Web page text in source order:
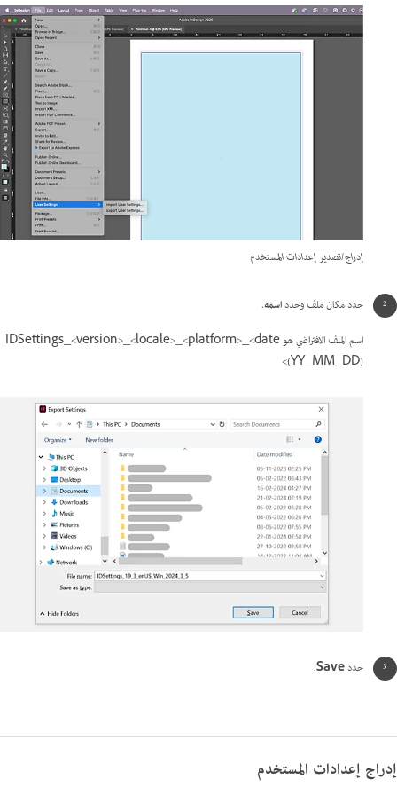
إدراج/تصدير إعدادات المستخدم
حدد مكان ملف وحدداسمه.
اسم الملف الافتراضي هو IDSettings_<version>_<locale>_<platform>_<date
(YY_MM_DD)>
حددSave
.
إدراج إعدادات المستخدم